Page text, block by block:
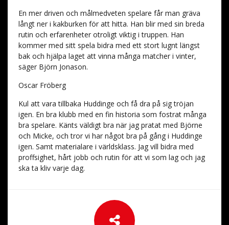
En mer driven och målmedveten spelare får man gräva
långt ner i kakburken för att hitta. Han blir med sin breda
rutin och erfarenheter otroligt viktig i truppen. Han
kommer med sitt spela bidra med ett stort lugnt längst
bak och hjälpa laget att vinna många matcher i vinter,
säger Björn Jonason.
Oscar Fröberg
Kul att vara tillbaka Huddinge och få dra på sig tröjan
igen. En bra klubb med en fin historia som fostrat många
bra spelare. Känts väldigt bra när jag pratat med Björne
och Micke, och tror vi har något bra på gång i Huddinge
igen. Samt materialare i världsklass. Jag vill bidra med
proffsighet, hårt jobb och rutin för att vi som lag och jag
ska ta kliv varje dag.